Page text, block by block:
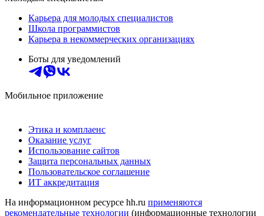
Карьера для молодых специалистов
Школа программистов
Карьера в некоммерческих организациях
Боты для уведомлений
Мобильное приложение
Этика и комплаенс
Оказание услуг
Использование сайтов
Защита персональных данных
Пользовательское соглашение
ИТ аккредитация
На информационном ресурсе hh.ru применяются
рекомендательные технологии (информационные технологии